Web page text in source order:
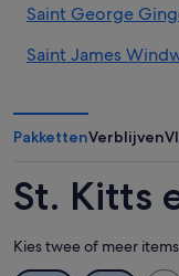
Saint George
Saint James
Saint John Figtree
Saint Mary Cayon
Saint Paul
Saint Paul
PakkettenVerblijven
St. Kitts
Kies twee of meer